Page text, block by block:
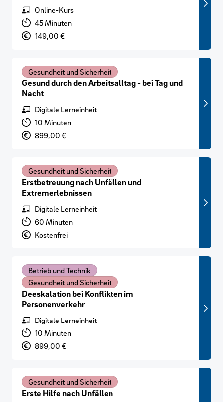
FormatOnline-Kurs
Lernzeit45 Minuten
Preis149,00 €
Gesundheit und Sicherheit
Gesund durch den Arbeitsalltag - bei Tag und
Nacht
FormatDigitale Lerneinheit
Lernzeit10 Minuten
Preis899,00 €
Gesundheit und Sicherheit
Erstbetreuung nach Unfällen und
Extremerlebnissen
FormatDigitale Lerneinheit
Lernzeit60 Minuten
PreisKostenfrei
Betrieb und Technik
Gesundheit und Sicherheit
Deeskalation bei Konflikten im
Personenverkehr
FormatDigitale Lerneinheit
Lernzeit10 Minuten
Preis899,00 €
Gesundheit und Sicherheit
Erste Hilfe nach Unfällen